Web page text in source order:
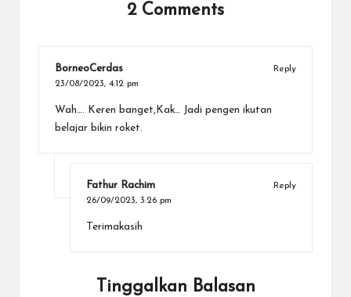
2 Comments
BorneoCerdas
Reply
23/08/2023, 4:12 pm
Wah…. Keren banget,Kak… Jadi pengen ikutan
belajar bikin roket.
Fathur Rachim
Reply
26/09/2023, 3:26 pm
Terimakasih
Tinggalkan Balasan